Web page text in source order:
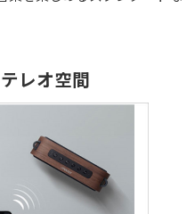
レオ空間